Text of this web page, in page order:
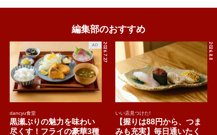
編集部のおすすめ
2026.7.27
AD
dancyu食堂
黒瀬ぶりの魅力を味わい
尽くす！フライの豪華3種
2026.8.8
いい店見つけた!
【握りは88円から、つま
みも充実】毎日通いたく